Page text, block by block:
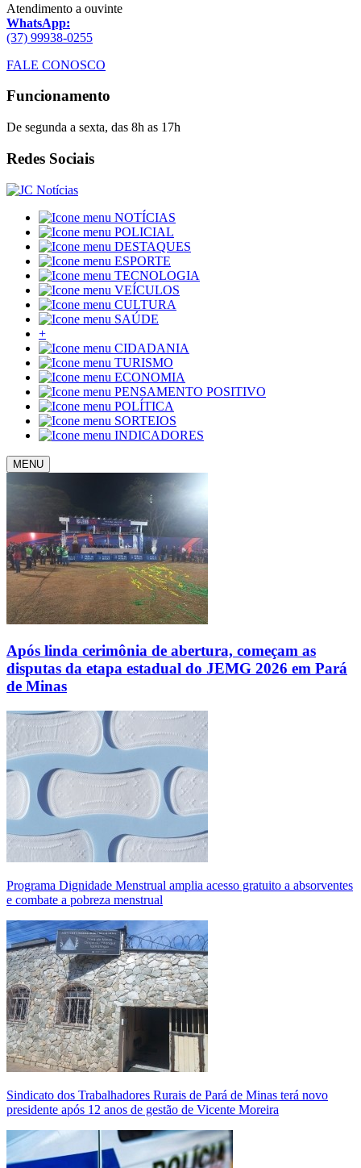
Atendimento a ouvinte
WhatsApp:
(37) 99938-0255
FALE CONOSCO
Funcionamento
De segunda a sexta, das 8h as 17h
Redes Sociais
NOTÍCIAS
POLICIAL
DESTAQUES
ESPORTE
TECNOLOGIA
VEÍCULOS
CULTURA
SAÚDE
+
CIDADANIA
TURISMO
ECONOMIA
PENSAMENTO POSITIVO
POLÍTICA
SORTEIOS
INDICADORES
MENU
Após linda cerimônia de abertura, começam as
disputas da etapa estadual do JEMG 2026 em Pará
de Minas
Programa Dignidade Menstrual amplia acesso gratuito a absorventes
e combate a pobreza menstrual
Sindicato dos Trabalhadores Rurais de Pará de Minas terá novo
presidente após 12 anos de gestão de Vicente Moreira